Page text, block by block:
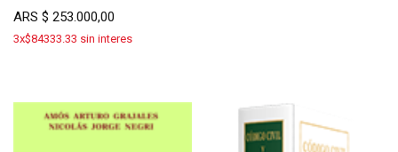
ARS $ 253.000,00
3x$84333.33 sin interes